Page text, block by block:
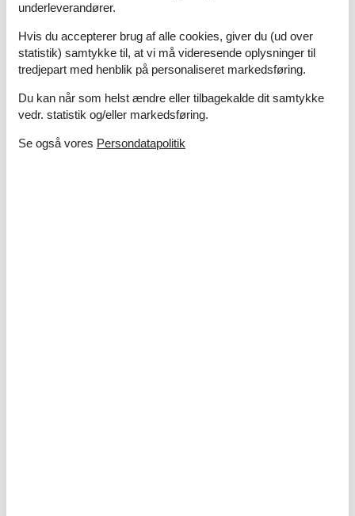
underleverandører.
Hvis du accepterer brug af alle cookies, giver du (ud over
statistik) samtykke til, at vi må videresende oplysninger til
tredjepart med henblik på personaliseret markedsføring.
Du kan når som helst ændre eller tilbagekalde dit samtykke
vedr. statistik og/eller markedsføring.
Se også vores Persondatapolitik